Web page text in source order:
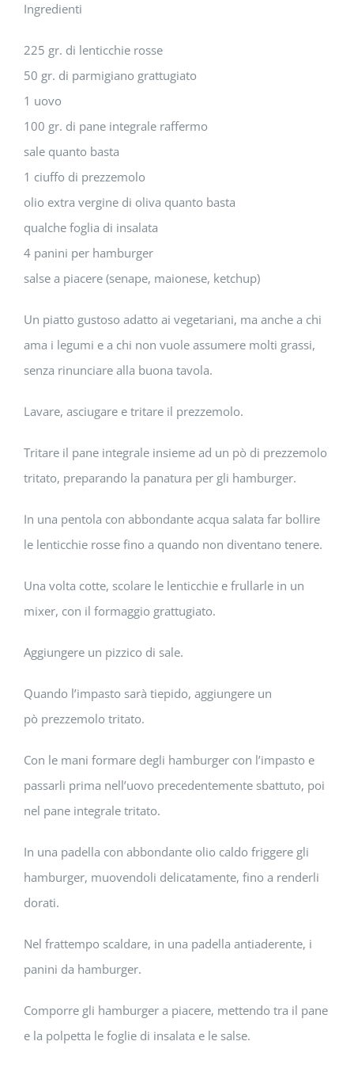
immagine
Ingredienti
225 gr. di lenticchie rosse
50 gr. di parmigiano grattugiato
1 uovo
100 gr. di pane integrale raffermo
sale quanto basta
1 ciuffo di prezzemolo
olio extra vergine di oliva quanto basta
qualche foglia di insalata
4 panini per hamburger
salse a piacere (senape, maionese, ketchup)
Un piatto gustoso adatto ai vegetariani, ma anche a chi
ama i legumi e a chi non vuole assumere molti grassi,
senza rinunciare alla buona tavola.
Lavare, asciugare e tritare il prezzemolo.
Tritare il pane integrale insieme ad un pò di prezzemolo
tritato, preparando la panatura per gli hamburger.
In una pentola con abbondante acqua salata far bollire
le lenticchie rosse fino a quando non diventano tenere.
Una volta cotte, scolare le lenticchie e frullarle in un
mixer, con il formaggio grattugiato.
Aggiungere un pizzico di sale.
Quando l’impasto sarà tiepido, aggiungere un
pò prezzemolo tritato.
Con le mani formare degli hamburger con l’impasto e
passarli prima nell’uovo precedentemente sbattuto, poi
nel pane integrale tritato.
In una padella con abbondante olio caldo friggere gli
hamburger, muovendoli delicatamente, fino a renderli
dorati.
Nel frattempo scaldare, in una padella antiaderente, i
panini da hamburger.
Comporre gli hamburger a piacere, mettendo tra il pane
e la polpetta le foglie di insalata e le salse.